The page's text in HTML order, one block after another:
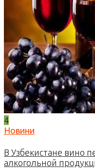
4
Новини
В Узбекистане вино
алкогольной